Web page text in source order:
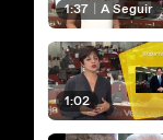
1:37 A Seguir
1:02